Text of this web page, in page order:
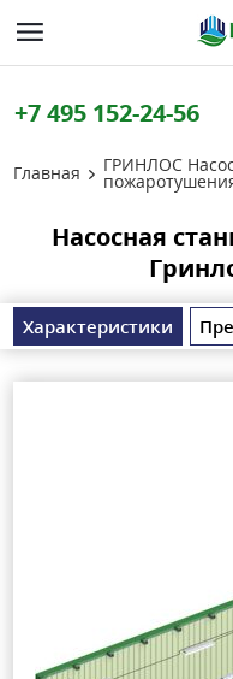
+7 495 152-24-56
Главная ГРИНЛОС
Насосная
Характеристики